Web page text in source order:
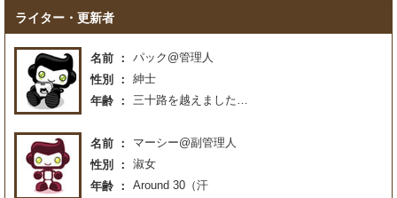
ライター・更新者
名前
パック@管理人
性別
紳士
年齢
三十路を越えました…
名前
マーシー@副管理人
性別
淑女
年齢
Around 30（汗